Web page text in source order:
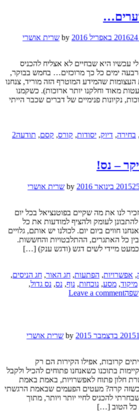
24 באפריל 2016 שרית אושרי
עכשיו היא שבחיים לא אצליח להכניס
ימים כל כך מרוכזים… בחמש בבוקר,
העצומות שהמידע המוטרף הזה מוריד, צנחנו
מאוד וחלקנו יותר ארוכות). כשקמנו
נקיונות פנימיים של דברים שכבר הייתי
, בחירה, דיוק, יסודות, קורס, קסם, תודעה2
– נס!
2016 שרית אושרי
לנו את מה שקיים בפוטנציאל בכל יום
לעומק ולהציף למודעות את כל
חווים ביום יום. לכולנו יש אותם, גלויים
בין כל האתגרים, ההתלבטויות והחששות.
כמעט מיידי לשים דגש (ודגש ענק) […]
, אפשרויות, הפתעות, חג האור, חג הניסים,
מיקוד, מסע, נוכחות, נוף, נס, נס גדול,
שפהLeave a comment
שרית אושרי
קרובות, אפילו הקירות הם רק
בתוכנו כשאנחנו פתוחים להכיל ולקבל
חלון פתוח לאפשרויות, באמת באמת
קרה? מעטים הפעמים שבאמת הרגשתי
להכניס לחיי יותר ויותר, מתוך
כל הטוב […]